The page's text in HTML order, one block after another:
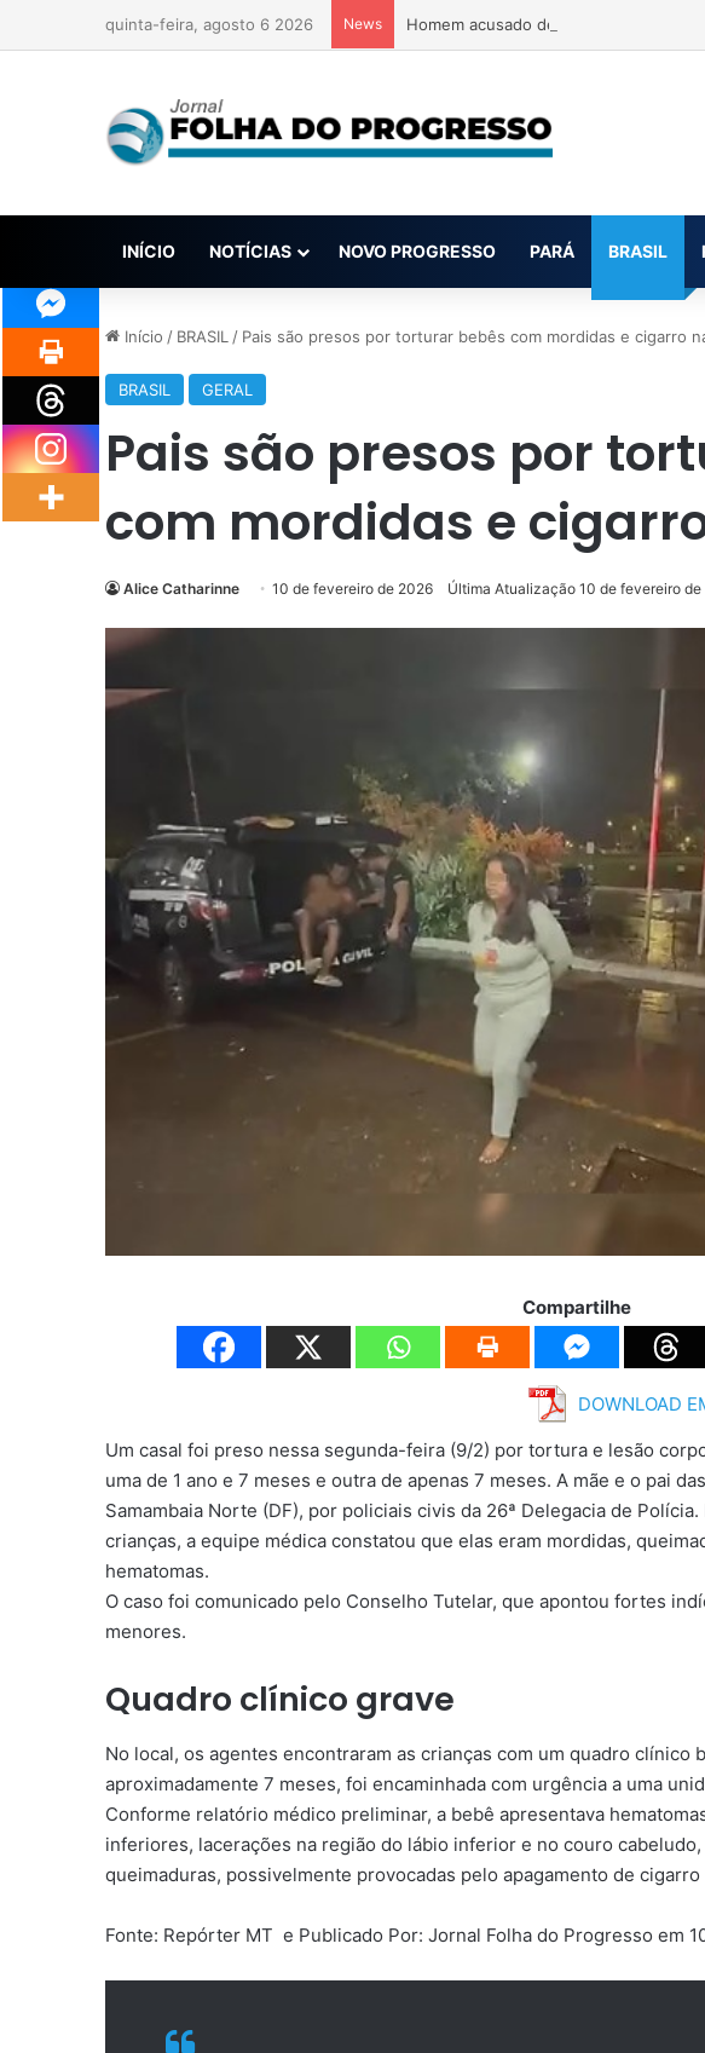
quinta-feira, agosto 6 2026 News Homem acusado de atear fogo em
INÍCIO NOTÍCIAS NOVO PROGRESSO PARÁ BRASIL
Início / BRASIL / Pais são presos por torturar bebês com mordidas e cigarro
BRASIL GERAL
Pais são presos por
com mordidas e
Alice Catharinne 10 de fevereiro de 2026 Última Atualização 10 de fevereiro
Compartilhe
DOWNLOAD
Um casal foi preso nessa segunda-feira (9/2) por tortura e lesão
uma de 1 ano e 7 meses e outra de apenas 7 meses. A mãe e o pai
Samambaia Norte (DF), por policiais civis da 26ª Delegacia de
crianças, a equipe médica constatou que elas eram mordidas,
hematomas.
O caso foi comunicado pelo Conselho Tutelar, que apontou fortes
menores.
Quadro clínico grave
No local, os agentes encontraram as crianças com um quadro clínico
aproximadamente 7 meses, foi encaminhada com urgência a uma
Conforme relatório médico preliminar, a bebê apresentava
inferiores, lacerações na região do lábio inferior e no couro
queimaduras, possivelmente provocadas pelo apagamento de cigarro
Fonte: Repórter MT e Publicado Por: Jornal Folha do Progresso em